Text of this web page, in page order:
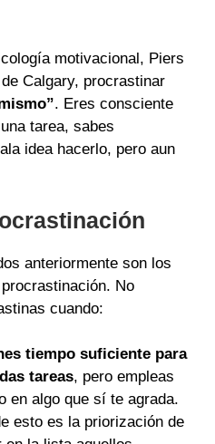
motivacional, Piers
Calgary, procrastinar
. Eres consciente
tarea, sabes
idea hacerlo, pero aun
anteriormente son los
No
cuando:
tiempo suficiente para
tareas, pero empleas
en algo que sí te agrada.
esto es la priorización de